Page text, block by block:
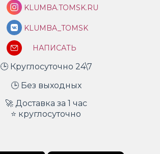
KLUMBA.TOMSK.RU
KLUMBA_TOMSK
НАПИСАТЬ
🕒 Круглосуточно 24\7
🕒 Без выходных
🚀 Доставка за 1 час
⭐ круглосуточно